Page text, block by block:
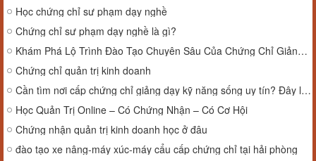
Học chứng chỉ sư phạm dạy nghề
Chứng chỉ sư phạm dạy nghề là gì?
Khám Phá Lộ Trình Đào Tạo Chuyên Sâu Của Chứng Chỉ Giảng Dạy Kỹ Năng Sống
Chứng chỉ quản trị kinh doanh
Cần tìm nơi cấp chứng chỉ giảng dạy kỹ năng sống uy tín? Đây là địa chỉ đáng tin cậy!
Học Quản Trị Online – Có Chứng Nhận – Có Cơ Hội
Chứng nhận quản trị kinh doanh học ở đâu
đào tạo xe nâng-máy xúc-máy cẩu cấp chứng chỉ tại hải phòng